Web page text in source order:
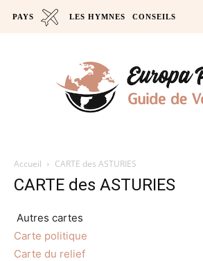
PAYS LES HYMNES CONSEILS
Accueil CARTE des ASTURIES
CARTE des ASTURIES
Autres cartes
Carte politique
Carte du relief